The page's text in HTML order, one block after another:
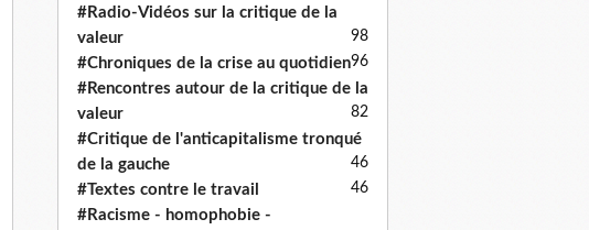
#Radio-Vidéos sur la critique de la
valeur
98
#Chroniques de la crise au quotidien96
#Rencontres autour de la critique de la
valeur
82
#Critique de l'anticapitalisme tronqué
de la gauche
46
#Textes contre le travail 46
#Racisme - homophobie -